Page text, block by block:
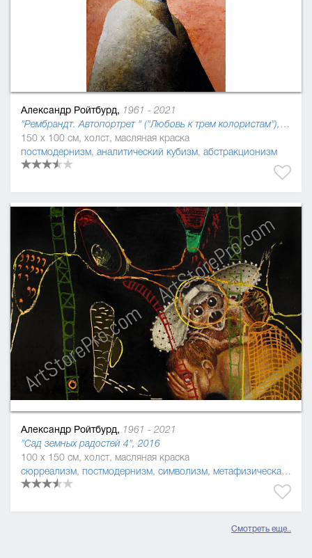
Александр Ройтбурд, 1961 - 2021
"Рембрандт. Автопортрет " ("Любовь к трем колористам"), 2019
150 x 100 см, холст, масляная краска
постмодернизм, аналитический кубизм, абстракционизм
Александр Ройтбурд, 1961 - 2021
"Сад земных радостей 4", 2016
100 x 150 см, холст, масляная краска
сюрреализм, постмодернизм, символизм, метафизическая живопись
Смотреть еще..